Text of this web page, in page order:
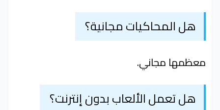
هل المحاكيات مجانية؟
معظمها مجاني.
هل تعمل الألعاب بدون إنترنت؟